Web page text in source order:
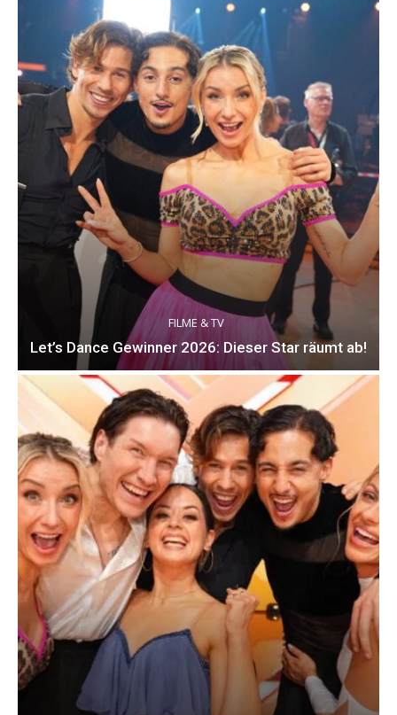
FILME & TV
Let’s Dance Gewinner 2026: Dieser Star räumt ab!